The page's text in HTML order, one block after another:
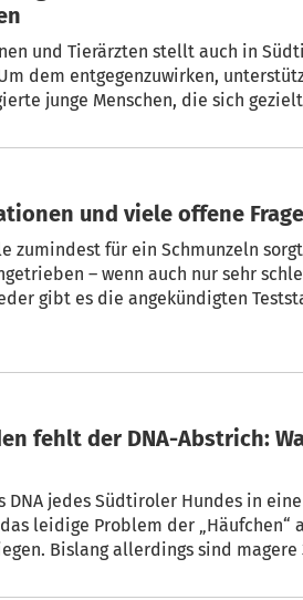
und Tierärzten stellt auch in
dem entgegenzuwirken,
junge Menschen, die sich
und viele offene
zumindest für ein Schmunzeln
– wenn auch nur sehr
gibt es die angekündigten
Südtiroler Hundes in eine Datenbank
leidige Problem der „Häufchen“
sind magere 3000 Besitzer mit